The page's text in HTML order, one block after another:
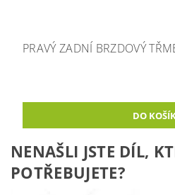
PRAVÝ ZADNÍ BRZDOVÝ
NENAŠLI JSTE DÍL,
POTŘEBUJETE?